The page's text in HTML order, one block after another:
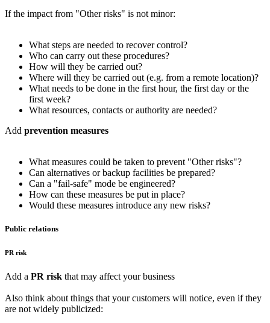
If the impact from "Other risks" is not minor:
What steps are needed to recover control?
Who can carry out these procedures?
How will they be carried out?
Where will they be carried out (e.g. from a remote location)?
What needs to be done in the first hour, the first day or the
first week?
What resources, contacts or authority are needed?
Add prevention measures
What measures could be taken to prevent "Other risks"?
Can alternatives or backup facilities be prepared?
Can a "fail-safe" mode be engineered?
How can these measures be put in place?
Would these measures introduce any new risks?
Public relations
PR risk
Add a PR risk that may affect your business
Also think about things that your customers will notice, even if they
are not widely publicized: